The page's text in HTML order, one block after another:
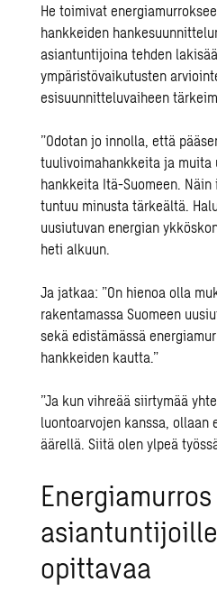
He toimivat
hankkeiden
asiantuntijoina tehden
ympäristövaikutusten
esisuunnitteluvaiheen
”Odotan jo innolla, että
tuulivoimahankkeita ja muita
hankkeita Itä-Suomeen. Näin
tuntuu minusta tärkeältä.
uusiutuvan energian
heti alkuun.
Ja jatkaa: ”On hienoa olla
rakentamassa Suomeen
sekä edistämässä
hankkeiden kautta.”
”Ja kun vihreää siirtymää
luontoarvojen kanssa, ollaan
äärellä. Siitä olen ylpeä
opittavaa